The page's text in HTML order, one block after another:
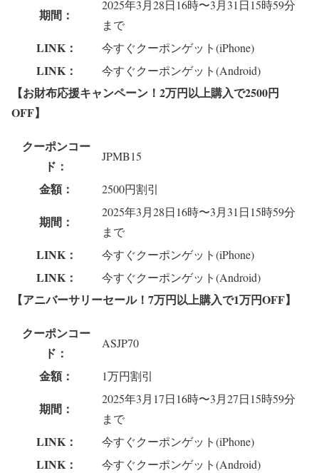
期間：
2025年3月28日16時〜3月31日15時59分
まで
LINK： 今すぐクーポンゲット(iPhone)
LINK： 今すぐクーポンゲット(Android)
【お財布応援キャンペーン！2万円以上購入で2500円
OFF】
クーポンコー
ド：
JPMB15
金額： 2500円割引
期間：
2025年3月28日16時〜3月31日15時59分
まで
LINK： 今すぐクーポンゲット(iPhone)
LINK： 今すぐクーポンゲット(Android)
【アニバーサリーセール！7万円以上購入で1万円OFF】
クーポンコー
ド：
ASJP70
金額： 1万円割引
期間：
2025年3月17日16時〜3月27日15時59分
まで
LINK： 今すぐクーポンゲット(iPhone)
LINK： 今すぐクーポンゲット(Android)